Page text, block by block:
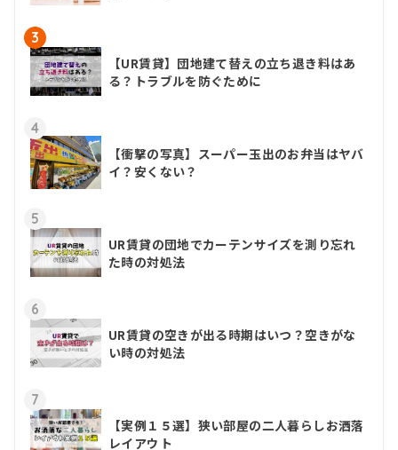
3
【UR賃貸】団地建て替えの立ち退き料はあ
る？トラブルを防ぐために
4
【衝撃の写真】スーパー玉出のお弁当はヤバ
イ？安くない？
5
UR賃貸の団地でカーテンサイズを測り忘れ
た時の対処法
6
UR賃貸の空きが出る時期はいつ？空きがな
い時の対処法
7
【実例１５選】狭い部屋の二人暮らしお洒落
レイアウト